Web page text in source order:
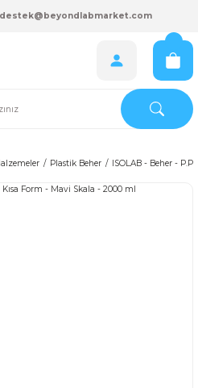
destek@beyondlabmarket.com
Plastik Beher ISOLAB - Beher -